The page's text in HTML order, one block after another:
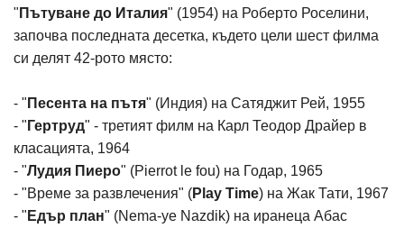
" Пътуване до Италия" (1954) на Роберто Роселини,
започва последната десетка, където цели шест филма
си делят 42-рото място:
- " Песента на пътя" (Индия) на Сатяджит Рей, 1955
- " Гертруд" - третият филм на Карл Теодор Драйер в
класацията, 1964
- "Лудия Пиеро" (Pierrot le fou) на Годар, 1965
- "Време за развлечения" (Play Time) на Жак Тати, 1967
- " Едър план" (Nema-ye Nazdik) на иранеца Абас